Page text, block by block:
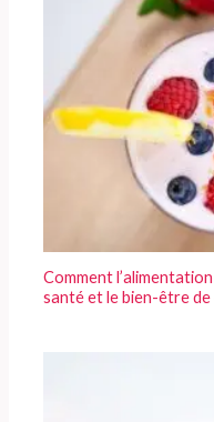
Comment
santé et le bien-être de